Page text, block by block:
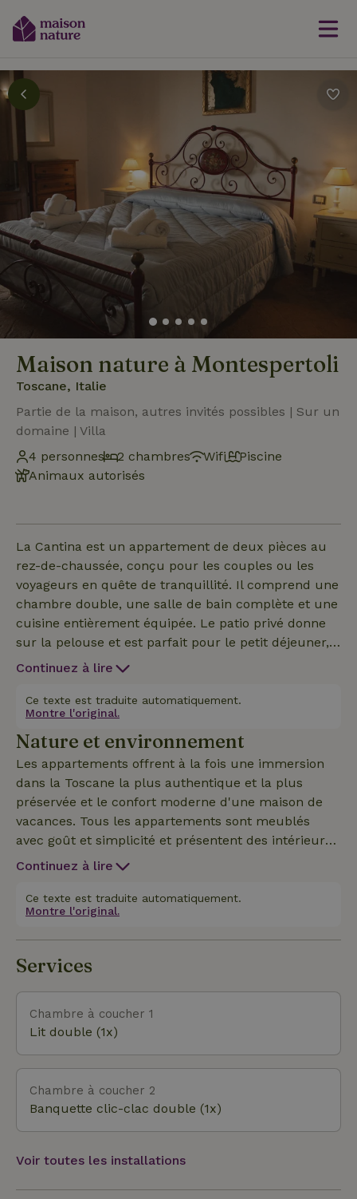
Maison nature à Montespertoli
Toscane, Italie
Partie de la maison, autres invités possibles | Sur un
domaine | Villa
4 personnes
2 chambres Wifi
Piscine
Animaux autorisés
La Cantina est un appartement de deux pièces au
rez-de-chaussée, conçu pour les couples ou les
voyageurs en quête de tranquillité. Il comprend une
chambre double, une salle de bain complète et une
cuisine entièrement équipée. Le patio privé donne
sur la pelouse et est parfait pour le petit déjeuner,
les apéritifs ou les repas en plein air. Installations
de tennis, aire de jeux, parking couvert,
blanchisserie gratuite et Wi-Fi à haut débit. Service
de rafraîchissement disponible sur accord
préalable. Frais 2 €/nuit. Chauffage 4,50 €/m³.
Continuez à lire
Ce texte est traduite automatiquement.
Montre l'original.
Nature et environnement
Les appartements offrent à la fois une immersion
dans la Toscane la plus authentique et la plus
préservée et le confort moderne d'une maison de
vacances. Tous les appartements sont meublés
avec goût et simplicité et présentent des intérieurs
chaleureux, de style rustique, ainsi qu'un espace
des moments de convivialité et te détendre dans le
calme du soir des couchers de soleil inoubliables.
Nous prendrons le plus grand soin à te
recommander l'appartement le mieux adapté à tes
besoins, afin que tu puisses vivre l'expérience qui
correspond à tes attentes.
Continuez à lire
Ce texte est traduite automatiquement.
Montre l'original.
Services
Chambre à coucher 1
Lit double (1x)
Chambre à coucher 2
Banquette clic-clac double (1x)
Voir toutes les installations